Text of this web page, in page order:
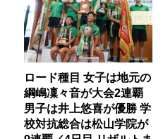
ロード種目 女子は地元の
綱嶋凜々音が大会2連覇
男子は井上悠喜が優勝 学
校対抗総合は松山学院が